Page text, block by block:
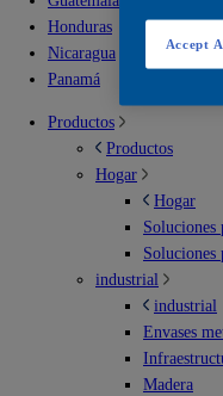
Honduras
Nicaragua
Panamá
Productos
Productos
Hogar
Hogar
Soluciones
industrial
industrial
Envases
Madera
Accept